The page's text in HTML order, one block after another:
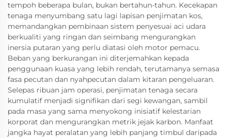
tempoh beberapa bulan, bukan bertahun-tahun. Kecekapan
tenaga menyumbang satu lagi lapisan penjimatan kos,
memandangkan pembinaan sistem penyesuai aci udara
berkualiti yang ringan dan seimbang mengurangkan
inersia putaran yang perlu diatasi oleh motor pemacu.
Beban yang berkurangan ini diterjemahkan kepada
penggunaan kuasa yang lebih rendah, terutamanya semasa
fasa pecutan dan nyahpecutan dalam kitaran pengeluaran.
Selepas ribuan jam operasi, penjimatan tenaga secara
kumulatif menjadi signifikan dari segi kewangan, sambil
pada masa yang sama menyokong inisiatif kelestarian
korporat dan mengurangkan metrik jejak karbon. Manfaat
jangka hayat peralatan yang lebih panjang timbul daripada